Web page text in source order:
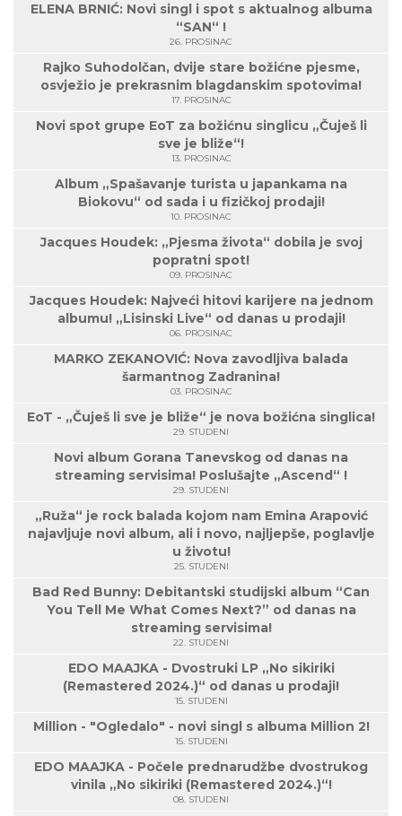
ELENA BRNIĆ: Novi singl i spot s aktualnog albuma
“SAN“ !
26. PROSINAC
Rajko Suhodolčan, dvije stare božićne pjesme,
osvježio je prekrasnim blagdanskim spotovima!
17. PROSINAC
Novi spot grupe EoT za božićnu singlicu „Čuješ li
sve je bliže“!
13. PROSINAC
Album „Spašavanje turista u japankama na
Biokovu“ od sada i u fizičkoj prodaji!
10. PROSINAC
Jacques Houdek: „Pjesma života“ dobila je svoj
popratni spot!
09. PROSINAC
Jacques Houdek: Najveći hitovi karijere na jednom
albumu! „Lisinski Live“ od danas u prodaji!
06. PROSINAC
MARKO ZEKANOVIĆ: Nova zavodljiva balada
šarmantnog Zadranina!
03. PROSINAC
EoT - „Čuješ li sve je bliže“ je nova božićna singlica!
29. STUDENI
Novi album Gorana Tanevskog od danas na
streaming servisima! Poslušajte „Ascend“ !
29. STUDENI
„Ruža“ je rock balada kojom nam Emina Arapović
najavljuje novi album, ali i novo, najljepše, poglavlje
u životu!
25. STUDENI
Bad Red Bunny: Debitantski studijski album “Can
You Tell Me What Comes Next?” od danas na
streaming servisima!
22. STUDENI
EDO MAAJKA - Dvostruki LP „No sikiriki
(Remastered 2024.)“ od danas u prodaji!
15. STUDENI
Million - "Ogledalo" - novi singl s albuma Million 2!
15. STUDENI
EDO MAAJKA - Počele prednarudžbe dvostrukog
vinila „No sikiriki (Remastered 2024.)“!
08. STUDENI